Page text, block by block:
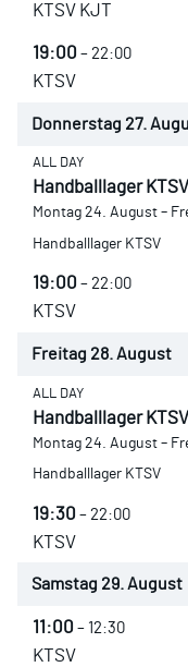
KTSV KJT
19:00 – 22:00
KTSV
Donnerstag 27.
ALL DAY
Handballlager KTSV
Montag 24. August–
Handballlager KTSV
19:00 – 22:00
KTSV
Freitag 28. August
ALL DAY
Handballlager KTSV
Montag 24. August–
Handballlager KTSV
19:30 – 22:00
KTSV
Samstag 29. August
11:00 – 12:30
KTSV